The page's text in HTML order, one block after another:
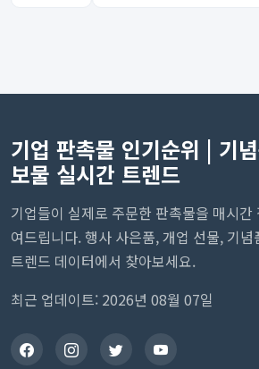
기업 판촉물 인기순위 | 기
보물 실시간 트렌드
기업들이 실제로 주문한 판촉물을 매시간
여드립니다. 행사 사은품, 개업 선물, 기
트렌드 데이터에서 찾아보세요.
최근 업데이트: 2026년 08월 07일